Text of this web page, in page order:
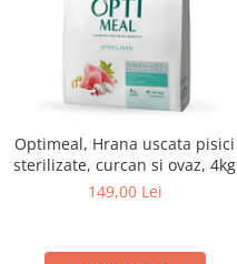
Optimeal, Hrana uscata pisici
sterilizate, curcan si ovaz, 4kg
149,00 Lei